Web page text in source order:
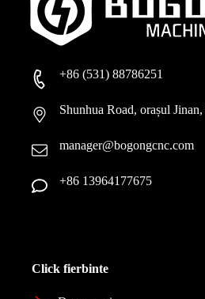
+86 (531) 88786251
Shunhua Road, orașul
manager@bogongcnc.com
+86 13964177675
Click fierbinte